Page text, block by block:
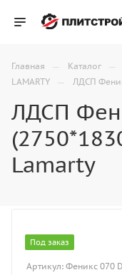
Главная — Каталог —
LAMARTY — ЛДСП
ЛДСП
Lamarty
Под заказ
Артикул: Феникс 070 D